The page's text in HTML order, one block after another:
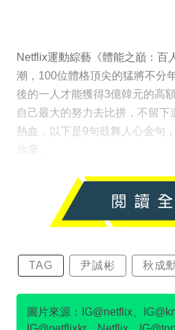
Netflix運動綜藝《體能之巔：百
潮，100位體格頂尖的猛將不分
後的一人才能獲得3億韓元的高
自己最大的努力去比拼，不留
熱血，以下是9句鼓舞人心金句
放棄。
TAG 尹誠彬 秋成
金民澈
圖片來源：IG@netflix、